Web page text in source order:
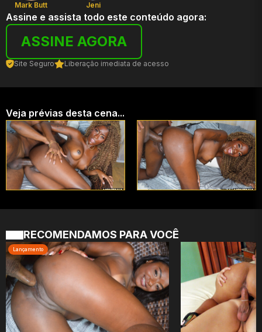
Mark Butt Jeni
Assine e assista todo este conteúdo agora:
ASSINE AGORA
Site Seguro Liberação imediata de acesso
Veja prévias desta cena...
RECOMENDAMOS PARA VOCÊ
Lançamento